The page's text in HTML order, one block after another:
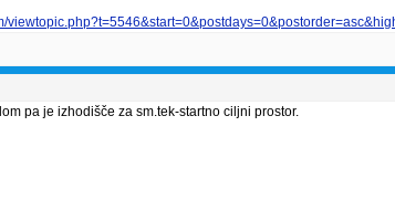
pa je izhodišče za sm.tek-startno ciljni prostor.